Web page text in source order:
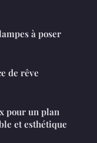
à poser
de rêve
pour un plan
et esthétique